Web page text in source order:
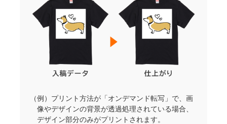
（例）プリント方法が「オンデマンド転写」で、画
像やデザインの背景が透過処理されている場合、
デザイン部分のみがプリントされます。